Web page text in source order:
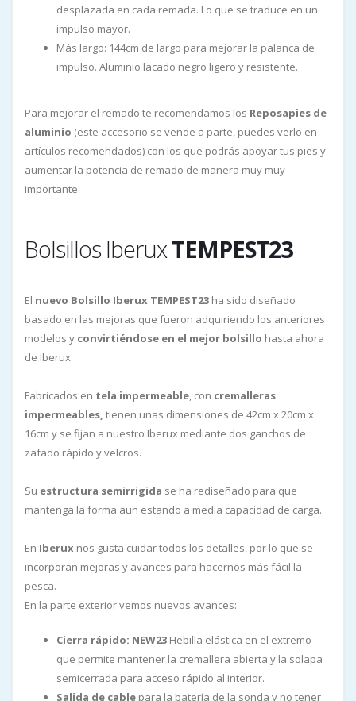
desplazada en cada remada. Lo que se traduce en un
impulso mayor.
Más largo: 144cm de largo para mejorar la palanca de
impulso. Aluminio lacado negro ligero y resistente.
Para mejorar el remado te recomendamos los Reposapies de
aluminio (este accesorio se vende a parte, puedes verlo en
artículos recomendados) con los que podrás apoyar tus pies y
aumentar la potencia de remado de manera muy muy
importante.
Bolsillos IberuxTEMPEST23
El nuevo Bolsillo Iberux TEMPEST23 ha sido diseñado
basado en las mejoras que fueron adquiriendo los anteriores
modelos y convirtiéndose en el mejor bolsillo hasta ahora
de Iberux.
Fabricados en tela impermeable, con cremalleras
impermeables, tienen unas dimensiones de 42cm x 20cm x
16cm y se fijan a nuestro Iberux mediante dos ganchos de
zafado rápido y velcros.
Su estructura semirrigida se ha rediseñado para que
mantenga la forma aun estando a media capacidad de carga.
En Iberux nos gusta cuidar todos los detalles, por lo que se
incorporan mejoras y avances para hacernos más fácil la
pesca.
En la parte exterior vemos nuevos avances:
Cierra rápido: NEW23 Hebilla elástica en el extremo
que permite mantener la cremallera abierta y la solapa
semicerrada para acceso rápido al interior.
Salida de cable para la batería de la sonda y no tener